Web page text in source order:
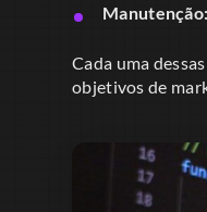
Manutenção:
Cada uma
objetivos de